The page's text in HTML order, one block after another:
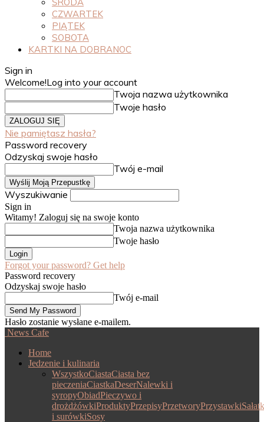
CZWARTEK
PIĄTEK
SOBOTA
KARTKI NA DOBRANOC
Sign in
Welcome!Log into your account
Twoja nazwa użytkownika
Twoje hasło
Nie pamiętasz hasła?
Password recovery
Odzyskaj swoje hasło
Twój e-mail
Wyszukiwanie
Sign in
Witamy! Zaloguj się na swoje konto
Twoja nazwa użytkownika
Twoje hasło
Forgot your password? Get help
Password recovery
Odzyskaj swoje hasło
Twój e-mail
Hasło zostanie wysłane e-mailem.
News Cafe
Home
Jedzenie i kulinaria
WszystkoCiastaCiasta bez
pieczeniaCiastkaDeserNalewki i
syropyObiadPieczywo i
drożdżówkiProduktyPrzepisyPrzetworyPrzystawki
i surówkiSosy